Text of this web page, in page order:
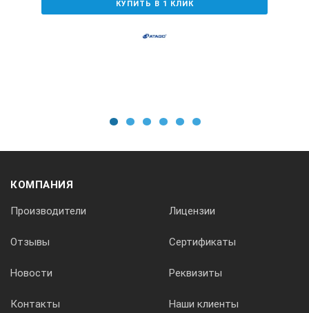
Да
КУПИТЬ В 1 КЛИК
КОМПАНИЯ
Производители Лицензии
Отзывы Сертификаты
Новости Реквизиты
Контакты Наши клиенты